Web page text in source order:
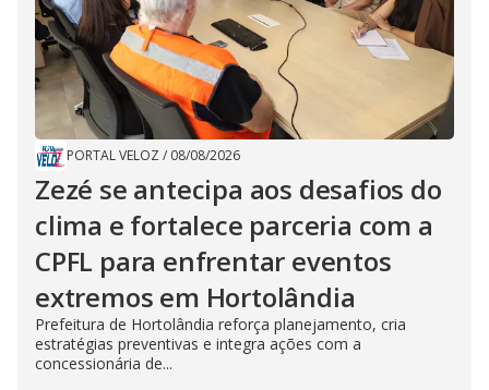
PORTAL VELOZ / 08/08/2026
Zezé se antecipa aos desafios do
clima e fortalece parceria com a
CPFL para enfrentar eventos
extremos em Hortolândia
Prefeitura de Hortolândia reforça planejamento, cria
estratégias preventivas e integra ações com a
concessionária de...